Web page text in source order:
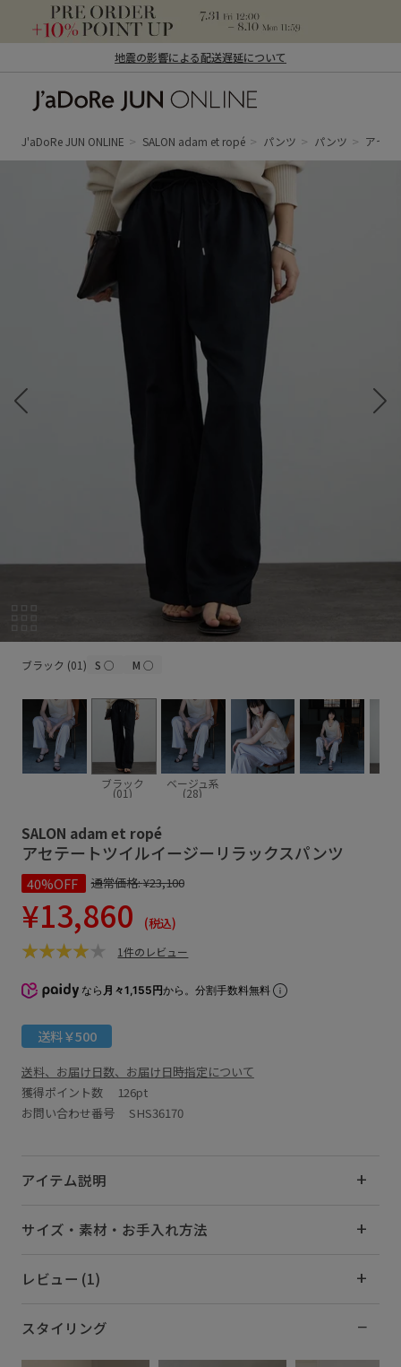
地震の影響による配送遅延について
ン オンライン）
J'aDoRe JUN ONLINE SALON adam et ropé パンツ パンツ アセ
ブラック (01) S○ M ○
ブラック
(01)
ベージュ系
(28)
SALON adam et ropé
アセテートツイルイージーリラックスパンツ
40%OFF 通常価格:¥23,100
¥13,860 (税込)
1件のレビュー
なら 月々1,155円から。分割手数料無料
送料￥500
送料、お届け日数、お届け日時指定について
獲得ポイント数
126pt
お問い合わせ番号 SHS36170
アイテム説明
サイズ・素材・お手入れ方法
レビュー (1)
スタイリング